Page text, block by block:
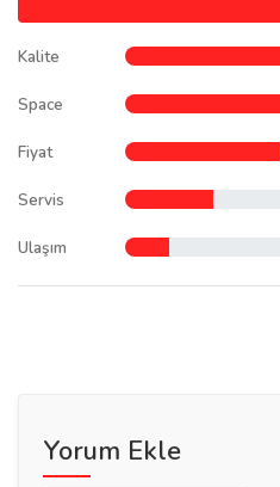
Kalite
Space
Fiyat
Servis
Ulaşım
Yorum Ekle